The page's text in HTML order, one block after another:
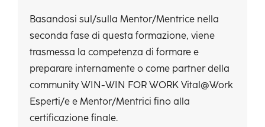
Basandosi sul/sulla Mentor/Mentrice nella
seconda fase di questa formazione, viene
trasmessa la competenza di formare e
preparare internamente o come partner della
community WIN-WIN FOR WORK Vital@Work
Esperti/e e Mentor/Mentrici fino alla
certificazione finale.